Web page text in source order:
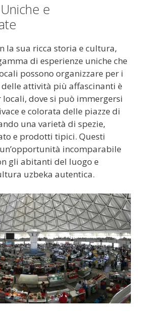
e
la sua ricca storia e cultura,
di esperienze uniche che
possono organizzare per i
attività più affascinanti è
dove si può immergersi
e colorata delle piazze di
una varietà di spezie,
e prodotti tipici. Questi
incomparabile
gli abitanti del luogo e
uzbeka autentica.